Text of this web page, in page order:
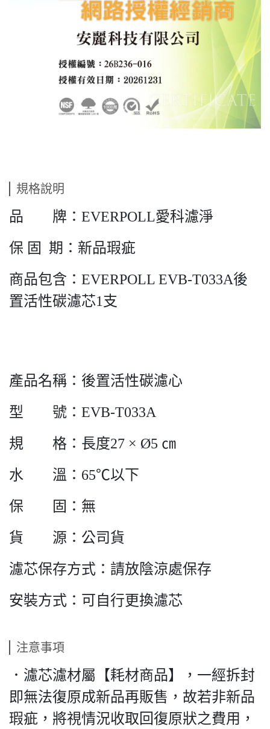
規格說明
品 牌：EVERPOLL愛科濾淨
保 固 期：新品瑕疵
商品包含：EVERPOLL EVB-T033A後
置活性碳濾芯1支
產品名稱：後置活性碳濾心
型 號：EVB-T033A
規 格：長度27 × Ø5 ㎝
水 溫：65℃以下
保 固：無
貨 源：公司貨
濾芯保存方式：請放陰涼處保存
安裝方式：可自行更換濾芯
注意事項
．濾芯濾材屬【耗材商品】，一經拆封
即無法復原成新品再販售，故若非新品
瑕疵，將視情況收取回復原狀之費用，